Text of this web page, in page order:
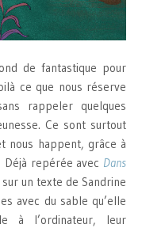
de fantastique pour
ce que nous réserve
rappeler quelques
Ce sont surtout
nous happent, grâce à
repérée avec Dans
un texte de Sandrine
avec du sable qu’elle
à l’ordinateur, leur